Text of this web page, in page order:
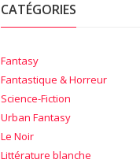
CATÉGORIES
Fantasy
Fantastique & Horreur
Science-Fiction
Urban Fantasy
Le Noir
Littérature blanche